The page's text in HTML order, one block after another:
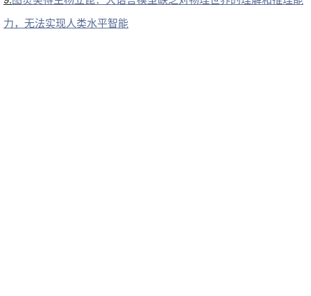
力，无法实现人类水平智能